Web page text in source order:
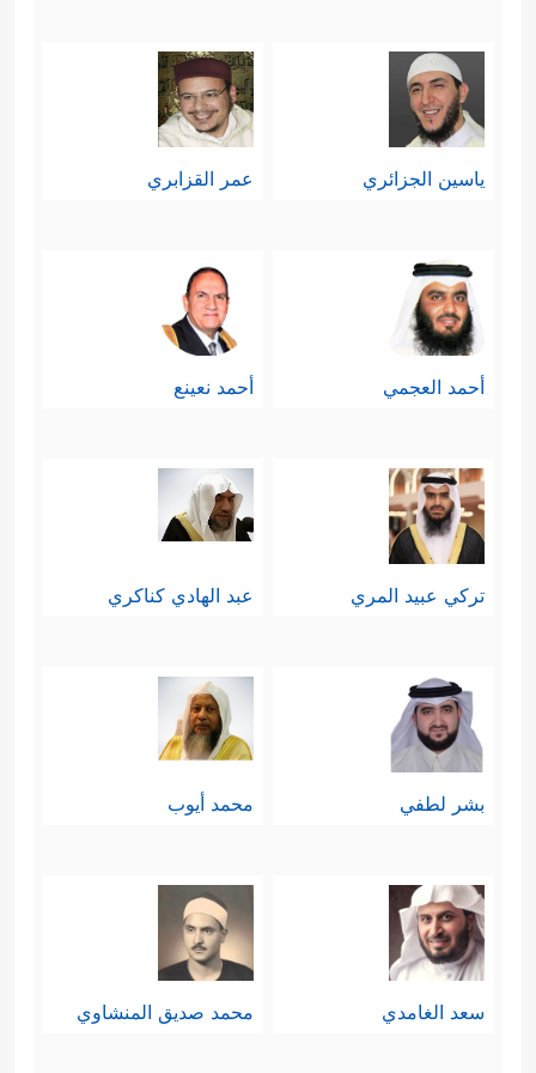
التشريعيّة في الدولة المسلمة؛ لأن هذه
الجريمة ليست على صفةٍ واحدةٍ، فهناك
كبر الجريمة تخطيطًا وتنفيذًا، وهناك
المُغرَّر بهم والملبَّس عليهم بالشعارات
والمقولات الدينيَّة أو الثوريَّة، من هنا كان
أعلم.
رابعًا: إن حدَّ الحرابة بعقوباته المتنوعة
يعلن توبته ولم يستسلم لسلطان الدولة
قبل إلقاء القبض عليه، فإن ثبَتَت توبته
سقط عنه الحدُّ
﴿إِلَّا ٱلَّذِینَ تَابُواْ مِن قَبۡلِ أَن
عليه الحقُّ الشخصيُّ إن كان قد قتَلَ أو
جرَحَ أو نهَبَ، وهذا بابٌ آخر.
ياسين الجزائري عمر القزابري
أحمد العجمي أحمد نعينع
تركي عبيد المري عبد الهادي كناكري
بشر لطفي محمد أيوب
سعد الغامدي محمد صديق المنشاوي